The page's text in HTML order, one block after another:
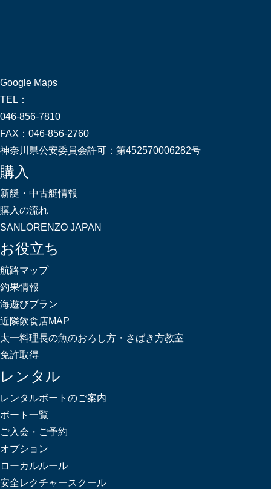
Google Maps
TEL：
046-856-7810
FAX： 046-856-2760
神奈川県公安委員会許可： 第452570006282号
購入
新艇・中古艇情報
購入の流れ
SANLORENZO JAPAN
お役立ち
航路マップ
釣果情報
海遊びプラン
近隣飲食店MAP
太一料理長の魚のおろし方・さばき方教室
免許取得
レンタル
レンタルボートのご案内
ボート一覧
ご入会・ご予約
オプション
ローカルルール
安全レクチャースクール